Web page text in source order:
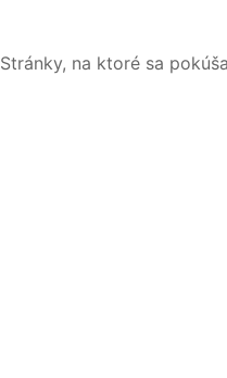
Stránky, na ktoré sa